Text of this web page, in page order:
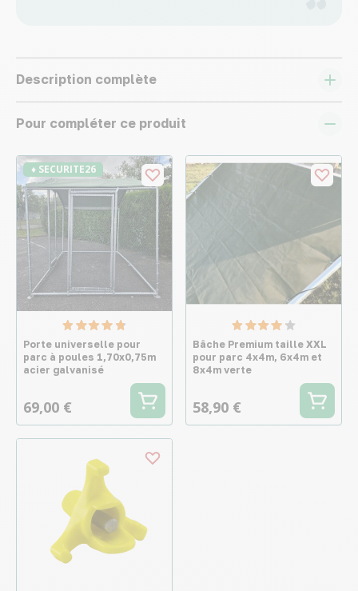
Description complète
Pour compléter ce produit
♦ SECURITE26
Porte universelle pour
parc à poules 1,70x0,75m
acier galvanisé
69,00 €
Bâche Premium taille XXL
pour parc 4x4m, 6x4m et
8x4m verte
58,90 €